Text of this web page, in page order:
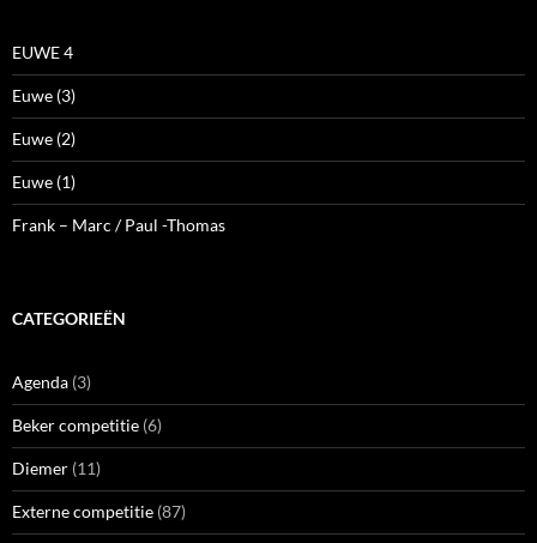
EUWE 4
Euwe (3)
Euwe (2)
Euwe (1)
Frank – Marc / Paul -Thomas
CATEGORIEËN
Agenda (3)
Beker competitie (6)
Diemer (11)
Externe competitie (87)